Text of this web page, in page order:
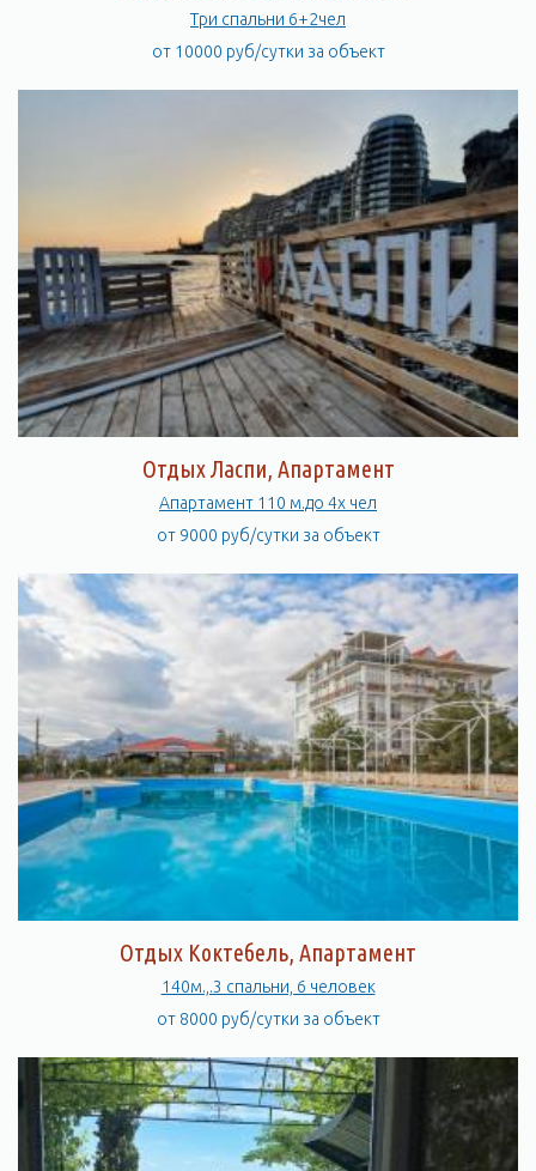
Три спальни 6+2чел
от 10000 руб/сутки за объект
Отдых Ласпи, Апартамент
Апартамент 110 м.до 4х чел
от 9000 руб/сутки за объект
Отдых Коктебель, Апартамент
140м.,.3 спальни, 6 человек
от 8000 руб/сутки за объект